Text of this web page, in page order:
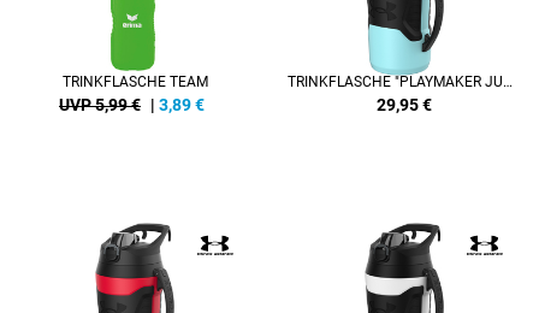
TRINKFLASCHE TEAM
UVP 5,99 € | 3,89€
TRINKFLASCHE "PLAYMAKER JUG" 1,9 LITER
29,95€